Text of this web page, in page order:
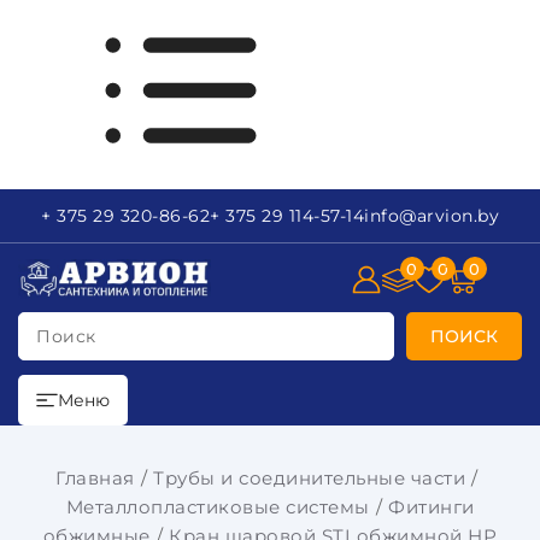
+ 375 29 320-86-62+ 375 29 114-57-14info@arvion.by
Поиск ПОИСК
0 0 0
Меню
Главная
Трубы и соединительные части
Металлопластиковые системы
Фитинги